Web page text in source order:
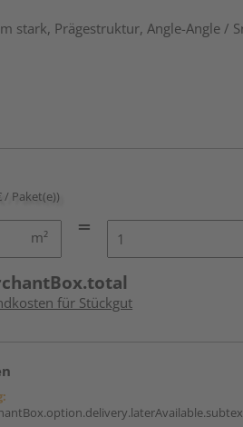
stark, Prägestruktur, Angle-Angle /
/ Paket(e))
m²
für Stückgut